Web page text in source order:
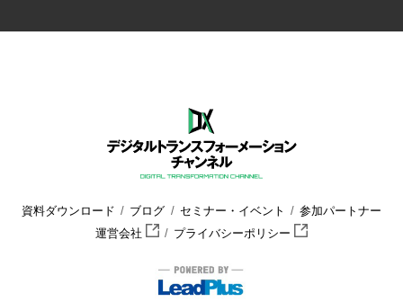
資料ダウンロード ブログ セミナー・イベント
参加パートナー
運営会社
プライバシーポリシー